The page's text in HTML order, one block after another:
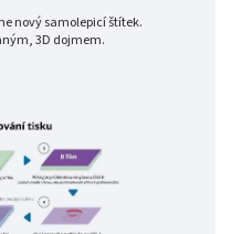
nový samolepicí štítek.
3D dojmem.